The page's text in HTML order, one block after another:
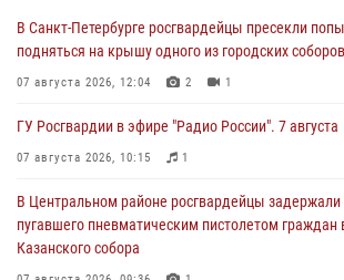
В Санкт-Петербурге росгвардейцы пресекли
подняться на крышу одного из городских соборов
07 августа 2026, 12:04 2 1
ГУ Росгвардии в эфире "Радио России". 7 августа
07 августа 2026, 10:15 1
В Центральном районе росгвардейцы задержали
пугавшего пневматическим пистолетом граждан
Казанского собора